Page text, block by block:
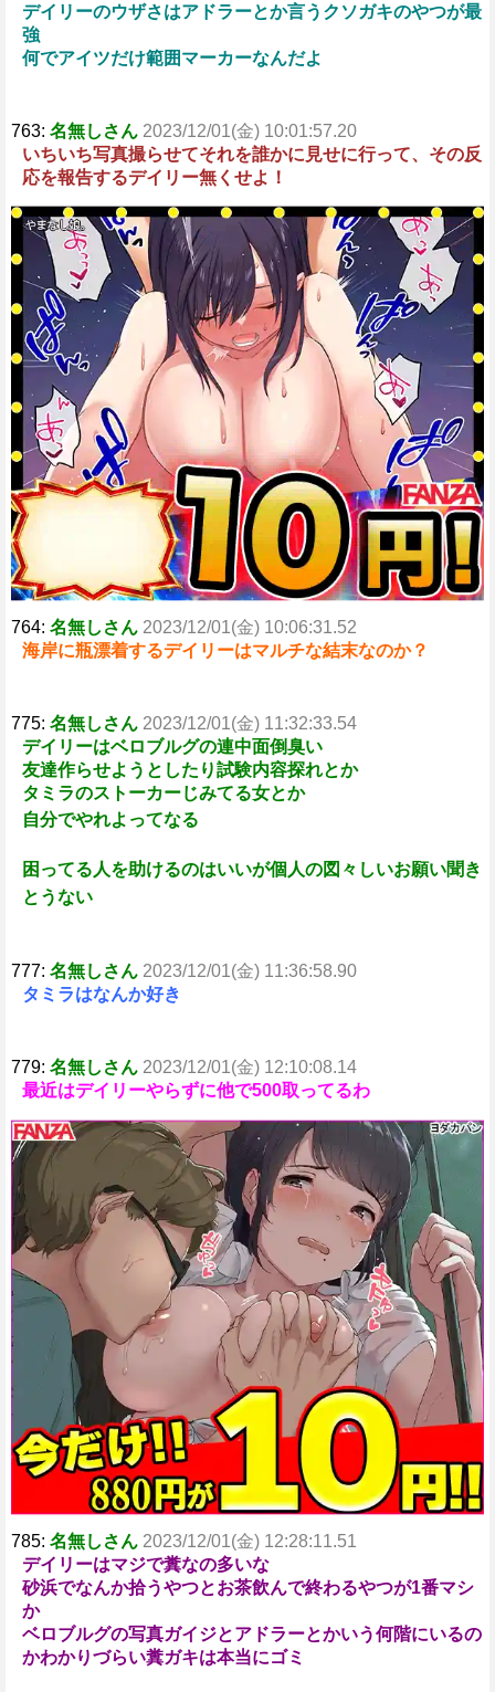
デイリーのウザさはアドラーとか言うクソガキのやつが最
強
何でアイツだけ範囲マーカーなんだよ
763: 名無しさん 2023/12/01(金) 10:01:57.20
いちいち写真撮らせてそれを誰かに見せに行って、その反
応を報告するデイリー無くせよ！
764: 名無しさん 2023/12/01(金) 10:06:31.52
海岸に瓶漂着するデイリーはマルチな結末なのか？
775: 名無しさん 2023/12/01(金) 11:32:33.54
デイリーはベロブルグの連中面倒臭い
友達作らせようとしたり試験内容探れとか
タミラのストーカーじみてる女とか
自分でやれよってなる
困ってる人を助けるのはいいが個人の図々しいお願い聞き
とうない
777: 名無しさん 2023/12/01(金) 11:36:58.90
タミラはなんか好き
779: 名無しさん 2023/12/01(金) 12:10:08.14
最近はデイリーやらずに他で500取ってるわ
785: 名無しさん 2023/12/01(金) 12:28:11.51
デイリーはマジで糞なの多いな
砂浜でなんか拾うやつとお茶飲んで終わるやつが1番マシ
か
ベロブルグの写真ガイジとアドラーとかいう何階にいるの
かわかりづらい糞ガキは本当にゴミ